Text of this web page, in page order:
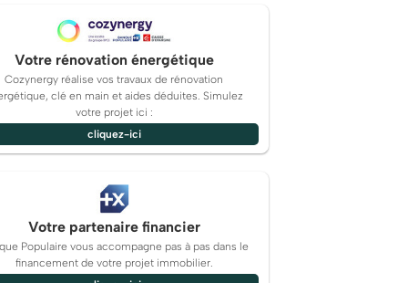
Votre rénovation énergétique
Cozynergy réalise vos travaux de rénovation
clé en main et aides déduites. Simulez
votre projet ici :
cliquez-ici
Votre partenaire financier
Populaire vous accompagne pas à pas dans le
financement de votre projet immobilier.